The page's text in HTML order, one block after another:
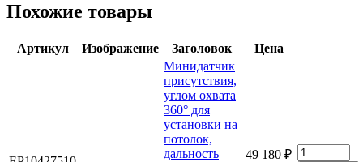
Похожие товары
Артикул Изображение Заголовок Цена
Минидатчик
присутствия,
углом охвата
360° для
установки на
потолок,
дальность
49 180 ₽